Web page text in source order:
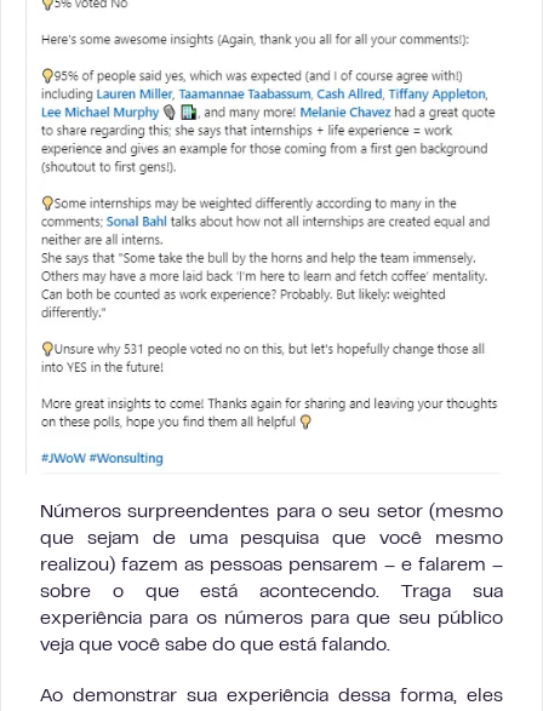
Números surpreendentes para o seu setor (mesmo
que sejam de uma pesquisa que você mesmo
realizou) fazem as pessoas pensarem – e falarem –
sobre o que está acontecendo. Traga sua
experiência para os números para que seu público
veja que você sabe do que está falando.
Ao demonstrar sua experiência dessa forma, eles